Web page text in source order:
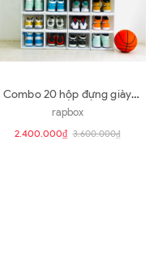
Combo 20 hộp đựng giày
RAPBOX Cửa mở nam châm |
màu trắng sữa
rapbox
2.400.000₫ 3.600.000₫